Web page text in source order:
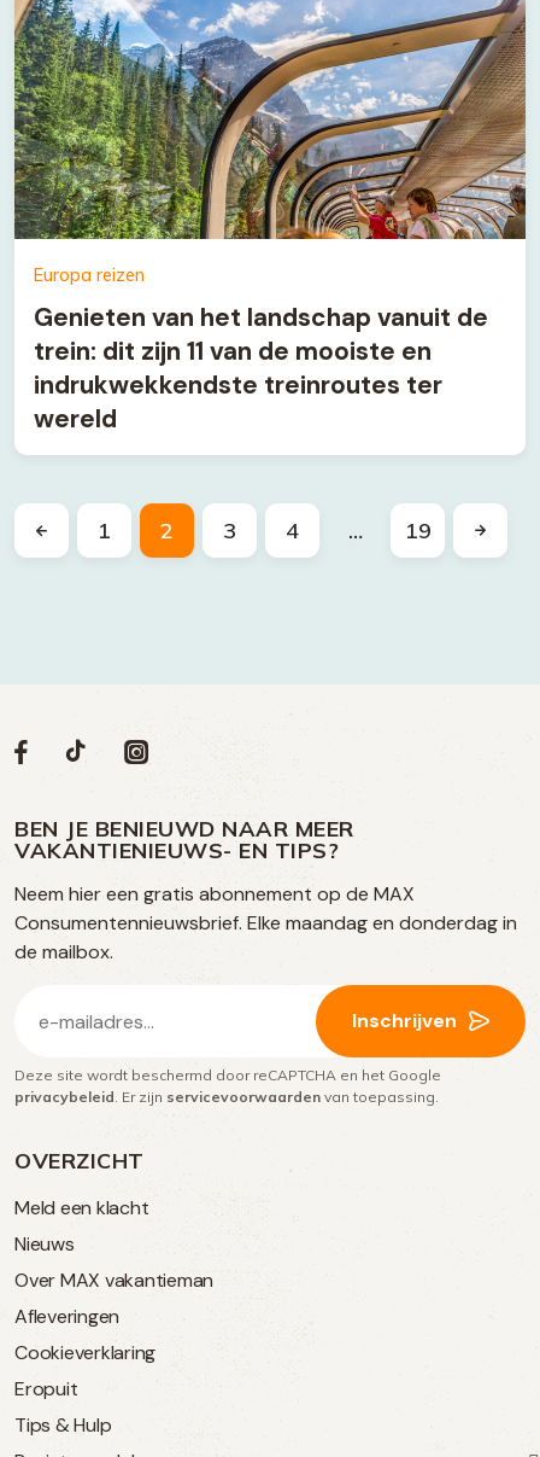
Europa reizen
Genieten van het landschap vanuit de
trein: dit zijn 11 van de mooiste en
indrukwekkendste treinroutes ter
wereld
1 2 3 4 … 19
OVERZICHT
Meld een klacht
Nieuws
Over MAX vakantieman
Afleveringen
Cookieverklaring
Eropuit
Tips & Hulp
Volg
op
social
media
Social
Volg
op
Facebook
Volg
op
TikTok
Volg
op
Instagram
BEN JE BENIEUWD NAAR MEER
VAKANTIENIEUWS- EN TIPS?
Neem hier een gratis abonnement op de MAX
Consumentennieuwsbrief. Elke maandag en donderdag in
de mailbox.
mailadres
(Vereist)
Inschrijven
Deze site wordt beschermd door reCAPTCHA en het Google
privacybeleid. Er zijn servicevoorwaarden van toepassing.